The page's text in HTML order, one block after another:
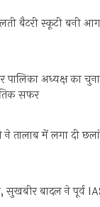
बैटरी स्कूटी बनी
पालिका अध्यक्ष का
सफर
ने तालाब में लगा दी
सुखबीर बादल ने पूर्व